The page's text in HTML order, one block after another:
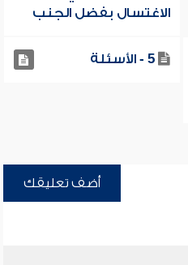
الاغتسال بفضل الجنب
5 - الأسئلة
أضف تعليقك